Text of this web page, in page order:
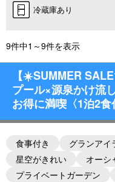
冷蔵庫あり
9件中1～9件を表示
【☀️SUMMER
プール×源泉かけ流
お得に満喫〈1泊2食
食事付き グランアイ
星空がきれい
オーシ
プライベートガーデン